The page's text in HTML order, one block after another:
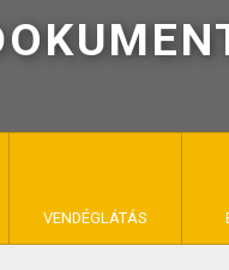
VENDÉGLÁTÁS